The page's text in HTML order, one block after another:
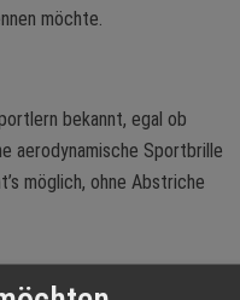
möchte.
bekannt, egal ob
aerodynamische Sportbrille
möglich, ohne Abstriche